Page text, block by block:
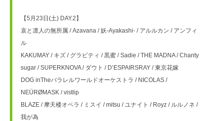
【5月23日(土) DAY.2】
哀と凛人の無所属 / Azavana / 妖-Ayakashi- / アルルカン / アンフィ
ル
KAKUMAY / キズ / グラビティ / 黒蜜 / Sadie / THE MADNA / Chanty
sugar / SUPERKNOVA / ダウト / D’ESPAIRSRAY / 東京花嫁
DOG inTheパラレルワールドオーケストラ / NICOLAS /
NEÜRØMASK / vistlip
BLAZE / 摩天楼オペラ / ミスイ / mitsu / ユナイト / Royz / ルルノネ /
我が為